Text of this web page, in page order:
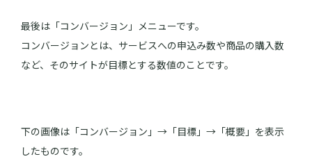
最後は「コンバージョン」メニューです。
コンバージョンとは、サービスへの申込み数や商品の購入数
など、そのサイトが目標とする数値のことです。
下の画像は「コンバージョン」→「目標」→「概要」を表示
したものです。